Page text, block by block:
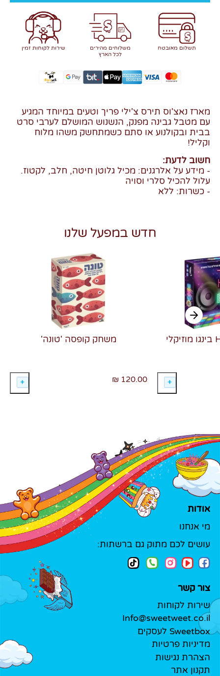
תשלום מאובטח
משלוחים מהירים
לכל הארץ
שירות לקוחות זמין
מארז נאצ'וס תירס צ'ילי פריך וטעים במיוחד המגיע
עם מטבל גבינה מפנק, הנשנוש המושלם לערבי סרט
בבית ובקולנוע או סתם כשמתחשק משהו מלוח
וקליל!
חשוב לדעת:
- מידע על אלרגנים: מכיל גלוטן חיטה, חלב, לקטוז.
עלול להכיל סלרי וסויה
- כשרות: ללא
חדש במפעל שלנו
משחק קופסה 'טונה'
120.00 ₪
אודות
מי אנחנו
עושים לכם מתוק גם ברשתות:
צור קשר
שירות לקוחות
Info@sweetweet.co.il
Sweetbox לעסקים
מדיניות פרטיות
הצהרת נגישות
תקנון אתר